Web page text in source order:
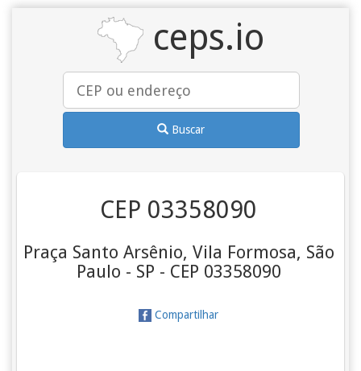
ceps.io
Buscar
CEP 03358090
Praça Santo Arsênio, Vila Formosa, São
Paulo - SP - CEP 03358090
Compartilhar